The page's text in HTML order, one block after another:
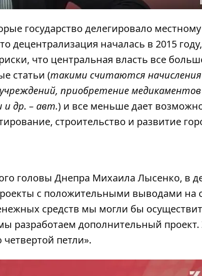
государство делегировало местному
децентрализация началась в 2015
что центральная власть все
статьи (такими считаются
приобретение медикаментов
и др. – авт.) и все меньше дает
строительство и развитие
головы Днепра Михаила Лысенко, в
с положительными выводами на
средств мы могли бы
разработаем дополнительный проект.
петли».